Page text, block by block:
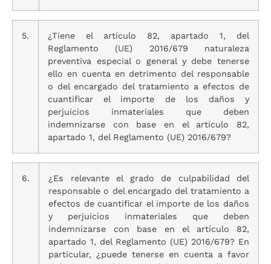
5.
¿Tiene el artículo 82, apartado 1, del
Reglamento (UE) 2016/679 naturaleza
preventiva especial o general y debe tenerse
ello en cuenta en detrimento del responsable
o del encargado del tratamiento a efectos de
cuantificar el importe de los daños y
perjuicios inmateriales que deben
indemnizarse con base en el artículo 82,
apartado 1, del Reglamento (UE) 2016/679?
6.
¿Es relevante el grado de culpabilidad del
responsable o del encargado del tratamiento a
efectos de cuantificar el importe de los daños
y perjuicios inmateriales que deben
indemnizarse con base en el artículo 82,
apartado 1, del Reglamento (UE) 2016/679? En
particular, ¿puede tenerse en cuenta a favor